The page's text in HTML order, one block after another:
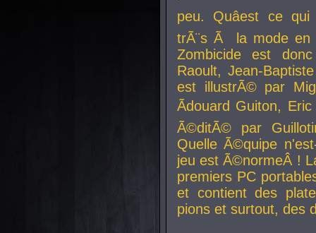
peu. Quâest ce
trÃ¨s Ã la mode en
Zombicide est
Raoult, Jean-
est illustrÃ© par
Ãdouard Guiton,
Ã©ditÃ© par
Quelle Ã©quipe
jeu est Ã©normeÂ !
premiers PC
et contient des
pions et surtout, des